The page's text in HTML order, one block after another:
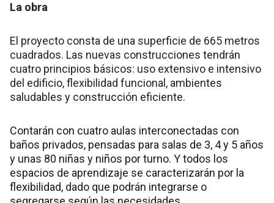
La obra
El proyecto consta de una superficie de 665 metros
cuadrados. Las nuevas construcciones tendrán
cuatro principios básicos: uso extensivo e intensivo
del edificio, flexibilidad funcional, ambientes
saludables y construcción eficiente.
Contarán con cuatro aulas interconectadas con
baños privados, pensadas para salas de 3, 4 y 5 años
y unas 80 niñas y niños por turno. Y todos los
espacios de aprendizaje se caracterizarán por la
flexibilidad, dado que podrán integrarse o